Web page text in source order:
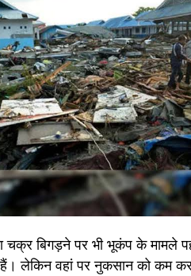
चक्र बिगड़ने पर भी भूकंप के मामले
लेकिन वहां पर नुकसान को कम